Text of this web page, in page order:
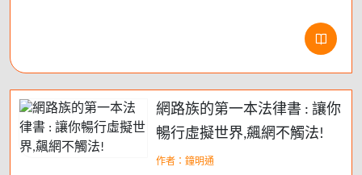
網路族的第一本法律書 : 讓你
暢行虛擬世界,飆網不觸法!
作者：鐘明通